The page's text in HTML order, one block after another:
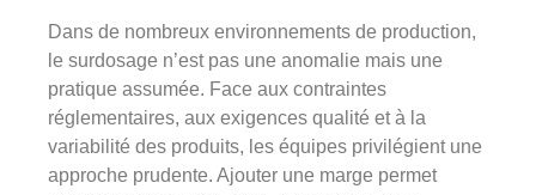
Dans de nombreux environnements de production,
le surdosage n’est pas une anomalie mais une
pratique assumée. Face aux contraintes
réglementaires, aux exigences qualité et à la
variabilité des produits, les équipes privilégient une
approche prudente. Ajouter une marge permet